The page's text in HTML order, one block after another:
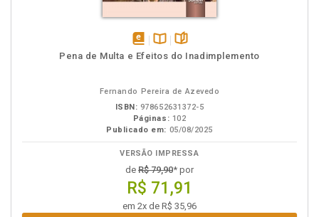
disponívelDisponível
páginas
Pena de Multa e Efeitos do Inadimplemento
Fernando Pereira de Azevedo
ISBN: 978652631372-5
Páginas: 102
Publicado em: 05/08/2025
VERSÃO IMPRESSA
de R$ 79,90* por
R$ 71,91
em 2x de R$ 35,96